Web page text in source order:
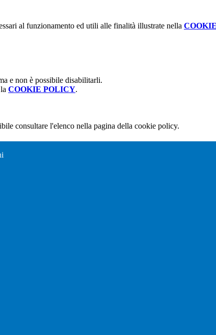
al funzionamento ed utili alle finalità illustrate nella
e non è possibile disabilitarli.
COOKIE POLICY.
consultare l'elenco nella pagina della cookie policy.